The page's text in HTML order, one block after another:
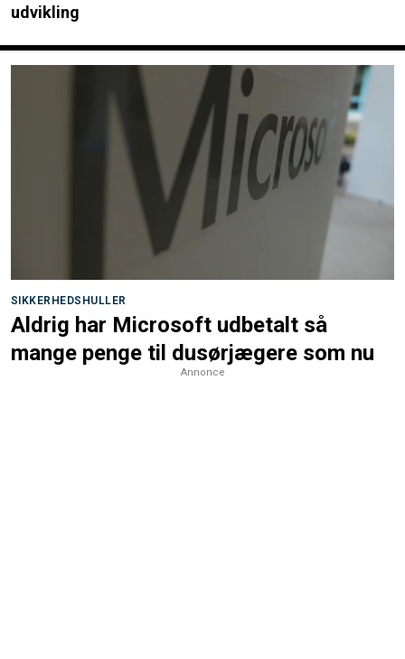
udvikling
SIKKERHEDSHULLER
Aldrig har Microsoft udbetalt så
mange penge til dusørjægere som nu
Annonce